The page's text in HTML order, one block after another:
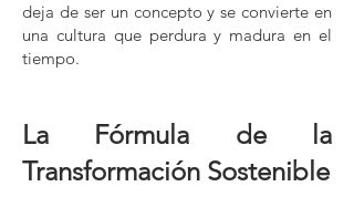
deja de ser un concepto y se convierte en
una cultura que perdura y madura en el
tiempo.
La Fórmula de la
Transformación Sostenible